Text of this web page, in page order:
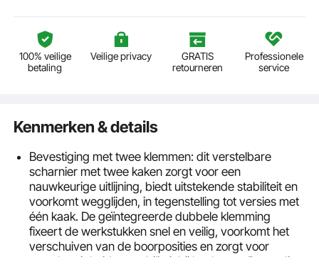
100% veilige
betaling
Veilige privacy
GRATIS
retourneren
Professionele
service
Kenmerken & details
Bevestiging met twee klemmen: dit verstelbare
scharnier met twee kaken zorgt voor een
nauwkeurige uitlijning, biedt uitstekende stabiliteit en
voorkomt wegglijden, in tegenstelling tot versies met
één kaak. De geïntegreerde dubbele klemming
fixeert de werkstukken snel en veilig, voorkomt het
verschuiven van de boorposities en zorgt voor
nauwkeurigheid en stabiliteit bij het boren. Bovendien